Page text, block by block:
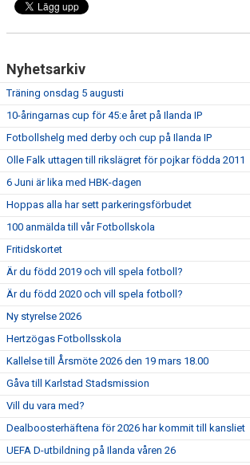
BLI MEDLEM
KONTAKTER & LAG
FÖRENINGSDOKUMENT_GAMLA
SPONSORER
FÖRENINGSDOKUMENT
Nyhetsarkiv
Träning onsdag 5 augusti
10-åringarnas cup för 45:e året på Ilanda IP
Fotbollshelg med derby och cup på Ilanda IP
Olle Falk uttagen till rikslägret för pojkar födda 2011
6 Juni är lika med HBK-dagen
Hoppas alla har sett parkeringsförbudet
100 anmälda till vår Fotbollskola
Fritidskortet
Är du född 2019 och vill spela fotboll?
Är du född 2020 och vill spela fotboll?
Ny styrelse 2026
Hertzögas Fotbollsskola
Kallelse till Årsmöte 2026 den 19 mars 18.00
Gåva till Karlstad Stadsmission
Vill du vara med?
Dealboosterhäftena för 2026 har kommit till kansliet
UEFA D-utbildning på Ilanda våren 26